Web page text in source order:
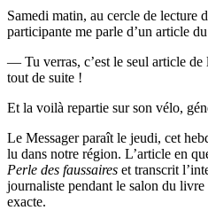
Samedi matin, au cercle de lecture
participante me parle d’un article
— Tu verras, c’est le seul article de
tout de suite !
Et la voilà repartie sur son vélo,
Le Messager paraît le jeudi, cet
lu dans notre région. L’article en
Perle des faussaires et transcrit
journaliste pendant le salon du
exacte.